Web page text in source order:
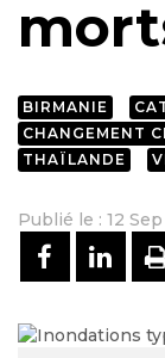
BIRMANIE
CHANGEMENT
THAÏLANDE
Publié le : 12